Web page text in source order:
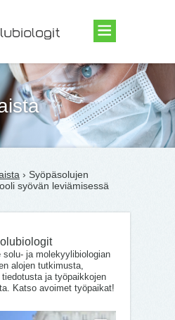
ry
› Syöpäsolujen
syövän leviämisessä
solu- ja molekyylibiologian
alojen tutkimusta,
tiedotusta ja työpaikkojen
Katso avoimet työpaikat!